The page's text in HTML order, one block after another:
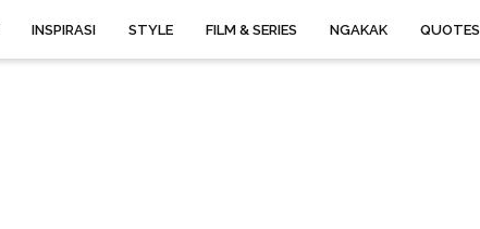
INSPIRASI STYLE FILM & SERIES NGAKAK QUOTES